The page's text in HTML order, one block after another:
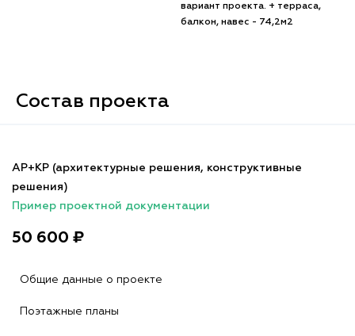
вариант проекта. + терраса,
балкон, навес - 74,2м2
Состав проекта
АР+КР (архитектурные решения, конструктивные
решения)
Пример проектной документации
50 600 ₽
Общие данные о проекте
Поэтажные планы